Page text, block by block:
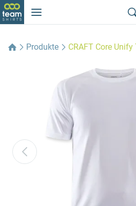
Produkte CRAFT Core